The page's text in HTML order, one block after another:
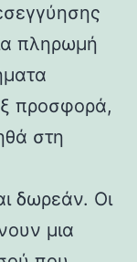
πληρωμή
προσφορά,
στη
δωρεάν. Οι
μια